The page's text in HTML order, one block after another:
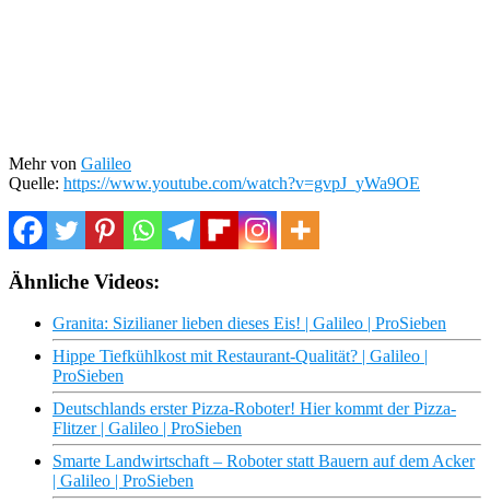
Mehr von Galileo
Quelle: https://www.youtube.com/watch?v=gvpJ_yWa9OE
Ähnliche Videos:
Granita: Sizilianer lieben dieses Eis! | Galileo | ProSieben
Hippe Tiefkühlkost mit Restaurant-Qualität? | Galileo |
ProSieben
Deutschlands erster Pizza-Roboter! Hier kommt der Pizza-
Flitzer | Galileo | ProSieben
Smarte Landwirtschaft – Roboter statt Bauern auf dem Acker
| Galileo | ProSieben